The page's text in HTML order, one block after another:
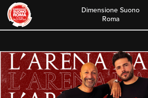
content
Dimensione Suono
Roma